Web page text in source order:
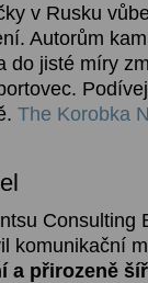
v Rusku
Autorům
do jisté míry
The Korobka
Consulting
komunikační
a přirozeně